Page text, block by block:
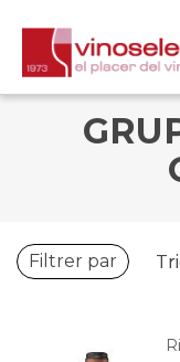
Filtrer par